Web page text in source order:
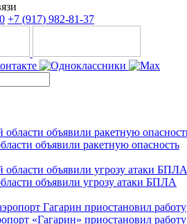
+7 (917) 982-81-37
объявили ракетную опасность
объявили угрозу атаки БПЛА
«Гагарин» приостановил работу